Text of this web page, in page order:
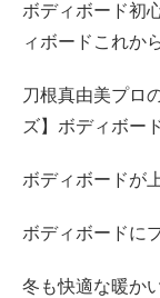
ボディボード初
ィボードこれか
刀根真由美プロ
ズ】ボディボー
ボディボードが
ボディボードに
冬も快適な暖か